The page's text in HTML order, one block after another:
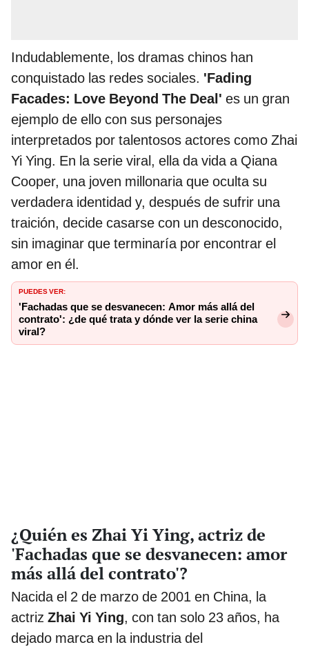
Indudablemente, los dramas chinos han
conquistado las redes sociales. 'Fading
Facades: Love Beyond The Deal' es un gran
ejemplo de ello con sus personajes
interpretados por talentosos actores como Zhai
Yi Ying. En la serie viral, ella da vida a Qiana
Cooper, una joven millonaria que oculta su
verdadera identidad y, después de sufrir una
traición, decide casarse con un desconocido,
sin imaginar que terminaría por encontrar el
amor en él.
PUEDES VER:
'Fachadas que se desvanecen: Amor más allá del
contrato': ¿de qué trata y dónde ver la serie china
viral?
¿Quién es Zhai Yi Ying, actriz de
'Fachadas que se desvanecen: amor
más allá del contrato'?
Nacida el 2 de marzo de 2001 en China, la
actriz Zhai Yi Ying, con tan solo 23 años, ha
dejado marca en la industria del